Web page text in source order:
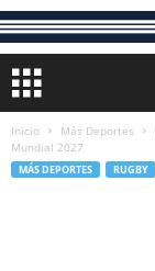
Inicio Más Deportes
Mundial 2027
MÁS DEPORTES RUGBY